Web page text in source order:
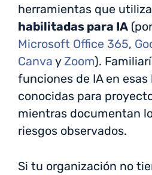
herramientas que
habilitadas para IA
Microsoft Office 365,
Canva yZoom).
funciones de IA en
conocidas para
mientras documentan
riesgos observados.
Si tu organización no